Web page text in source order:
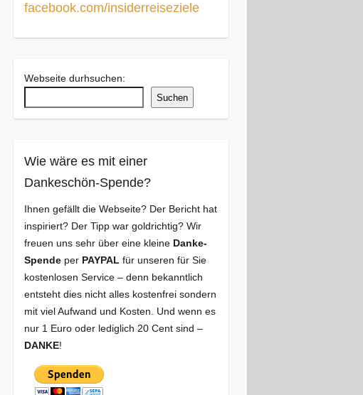
facebook.com/insiderreiseziele
Webseite durhsuchen:
Suchen
Wie wäre es mit einer
Dankeschön-Spende?
Ihnen gefällt die Webseite? Der Bericht hat
inspiriert? Der Tipp war goldrichtig? Wir
freuen uns sehr über eine kleine Danke-
Spendeper PAYPAL für unseren für Sie
kostenlosen Service – denn bekanntlich
entsteht dies nicht alles kostenfrei sondern
mit viel Aufwand und Kosten. Und wenn es
nur 1 Euro oder lediglich 20 Cent sind –
DANKE!